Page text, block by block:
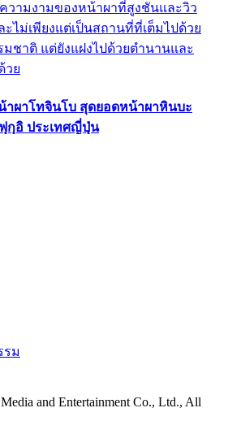
วามงามของหน้าผาที่สูงชันและวิว
ไม่เพียงแต่เป็นสถานที่ที่เต็มไปด้วย
ชาติ แต่ยังแฝงไปด้วยตำนานและ
วย
าผาโทจินโบ สุดยอดหน้าผาหินบะ
กุอิ ประเทศญี่ปุ่น
รม
and Entertainment Co., Ltd., All